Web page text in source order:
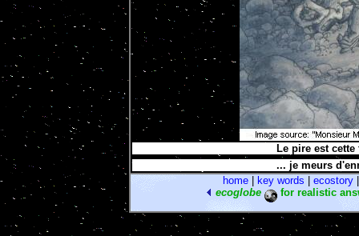
Le pire est
... je meurs
home
key words ecostory
ecoglobe
for realistic